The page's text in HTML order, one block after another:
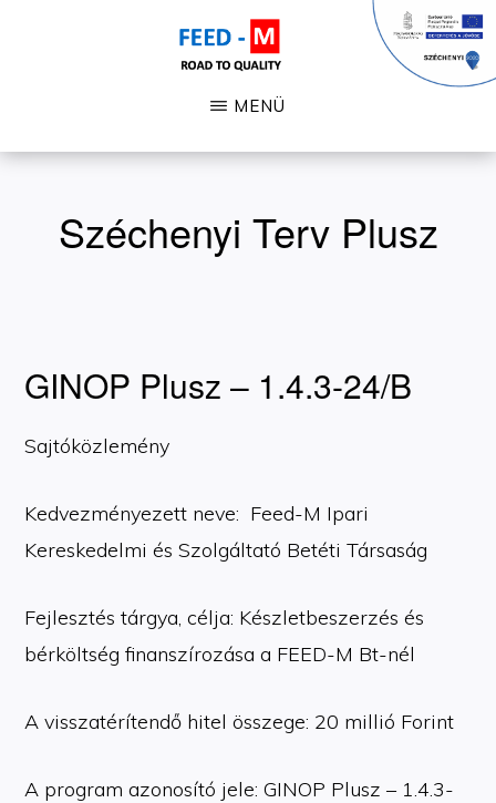
Fémmegmunkálás
MENÜ
Széchenyi Terv Plusz
GINOP Plusz – 1.4.3-24/B
Sajtóközlemény
Kedvezményezett neve: Feed-M Ipari
Kereskedelmi és Szolgáltató Betéti Társaság
Fejlesztés tárgya, célja: Készletbeszerzés és
bérköltség finanszírozása a FEED-M Bt-nél
A visszatérítendő hitel összege: 20 millió Forint
A program azonosító jele: GINOP Plusz – 1.4.3-